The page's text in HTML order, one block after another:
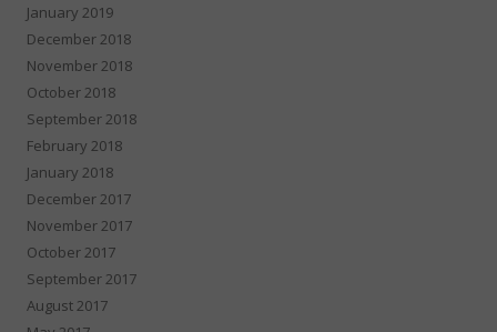
January 2019
December 2018
November 2018
October 2018
September 2018
February 2018
January 2018
December 2017
November 2017
October 2017
September 2017
August 2017